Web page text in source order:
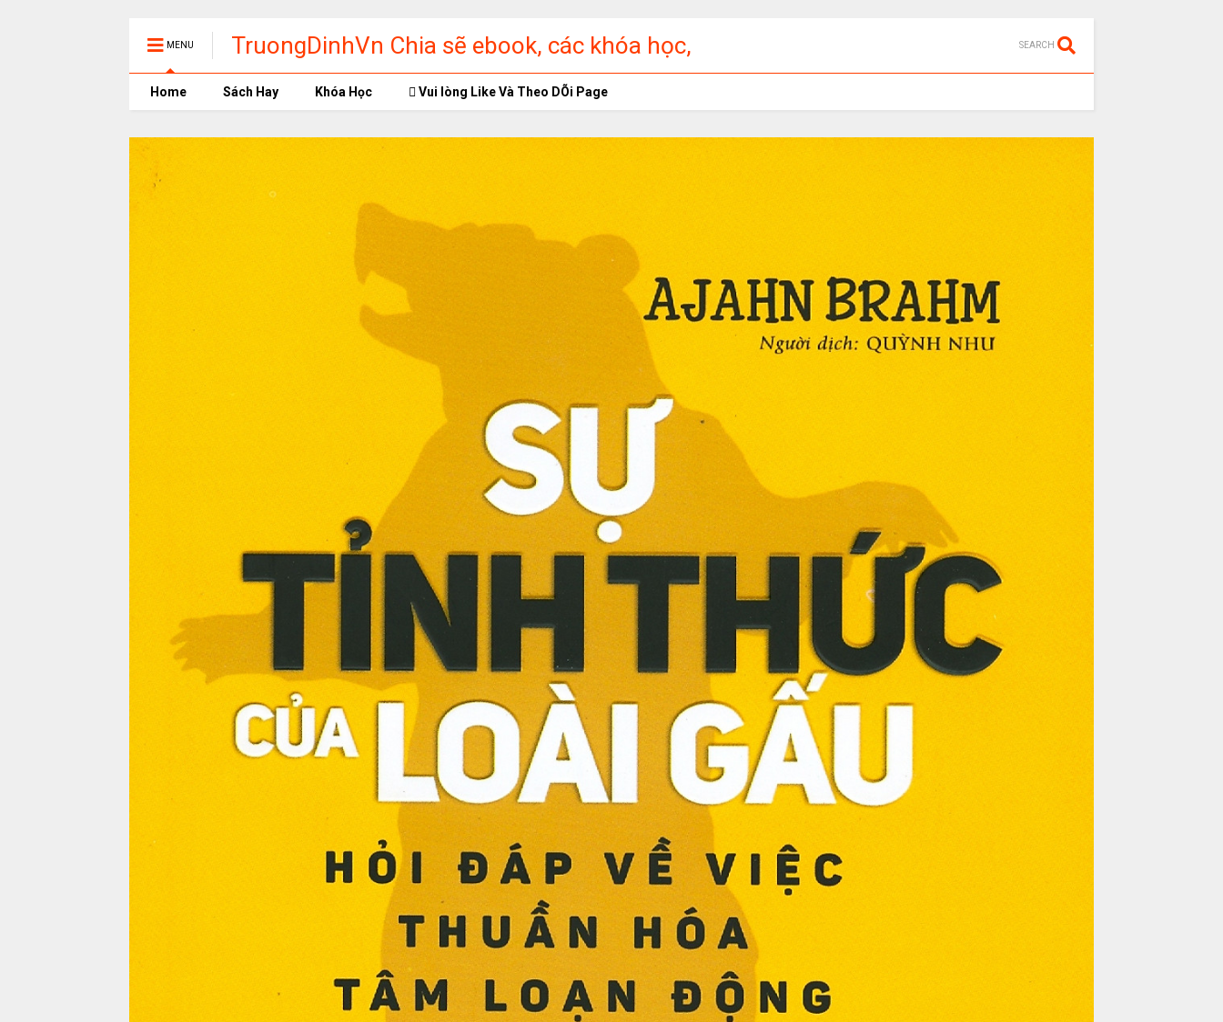
MENU
TruongDinhVn Chia sẽ ebook, các khóa học,
phần mềm học tập miễn phí
SEARCH
Home Sách Hay Khóa Học Vui lòng Like Và Theo DÕi Page